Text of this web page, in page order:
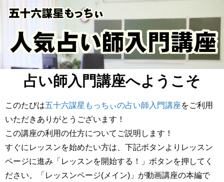
占い師入門講座へようこそ
このたびは五十六謀星もっちぃの占い師入門講座をご利用
いただきありがとうございます！
この講座の利用の仕方についてご説明します！
すぐにレッスンを始めたい方は、下記ボタンよりレッスン
ページに進み「レッスンを開始する！」ボタンを押してく
ださい。「レッスンページ(メイン)」が動画講座の本編で